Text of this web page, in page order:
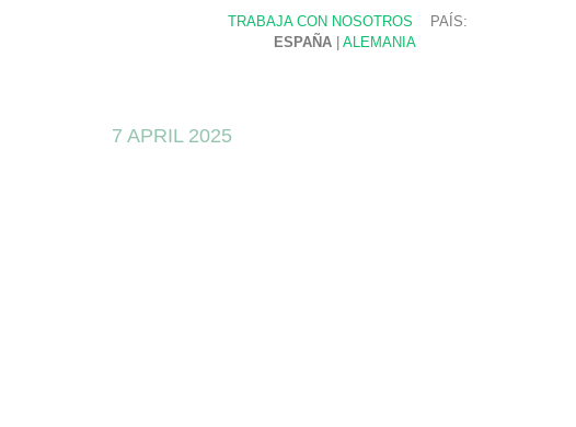
TRABAJA CON NOSOTROS PAÍS:
ESPAÑA |ALEMANIA
7 APRIL 2025